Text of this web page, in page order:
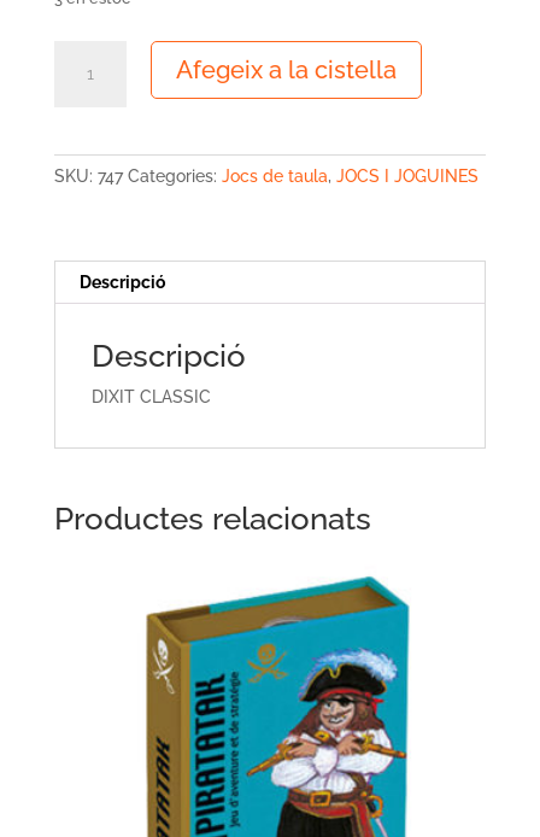
Afegeix a la cistella
SKU: 747 Categories: Jocs de taula, JOCS I JOGUINES
Descripció
Descripció
DIXIT CLASSIC
Productes relacionats